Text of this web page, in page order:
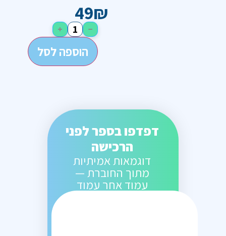
49₪
−
+
הוספה לסל
דפדפו בספר לפני
הרכישה
דוגמאות אמיתיות
מתוך החוברת —
עמוד אחר עמוד